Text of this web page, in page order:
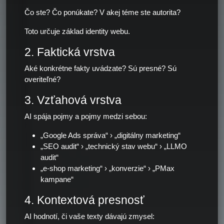
Čo ste? Čo ponúkate? V akej téme ste autorita?
Toto určuje základ identity webu.
2. Faktická vrstva
Aké konkrétne fakty uvádzate? Sú presné? Sú
overiteľné?
3. Vzťahová vrstva
AI spája pojmy a pojmy medzi sebou:
„Google Ads správa“ › „digitálny marketing“
„SEO audit“ › „technický stav webu“ › „LLMO
audit“
„e-shop marketing“ › „konverzie“ › „PMax
kampane“
4. Kontextová presnosť
AI hodnotí, či vaše texty dávajú zmysel: